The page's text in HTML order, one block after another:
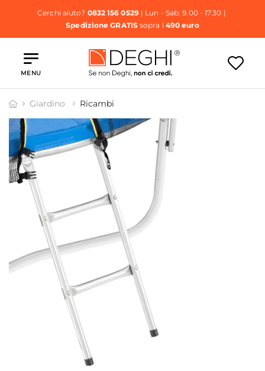
Cerchi aiuto? 0832 156 0529| Lun - Sab: 9.00 - 17.30 |
Spedizione GRATISsopra i 490 euro
MENU
Giardino Ricambi